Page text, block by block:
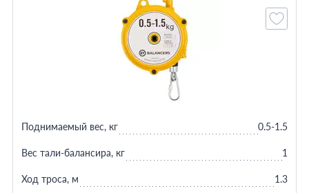
Поднимаемый вес, кг 0.5-1.5
Вес тали-балансира, кг 1
Ход троса, м 1.3